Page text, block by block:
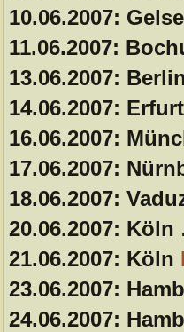
10.06.2007:
11.06.2007:
13.06.2007:
14.06.2007:
16.06.2007:
17.06.2007:
18.06.2007:
20.06.2007: Köln
21.06.2007: Köln
23.06.2007:
24.06.2007: